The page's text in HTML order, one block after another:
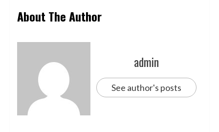
About The Author
admin
See author's posts